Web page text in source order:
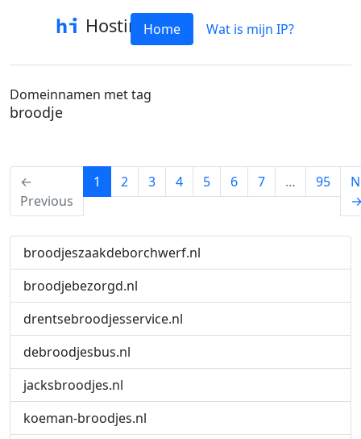
HostinfoHome Wat is mijn IP?
Domeinnamen met tag
broodje
←
Previous
1 (current)
2 3 4 5 6 7 … 95
broodjeszaakdeborchwerf.nl
broodjebezorgd.nl
drentsebroodjesservice.nl
debroodjesbus.nl
jacksbroodjes.nl
koeman-broodjes.nl